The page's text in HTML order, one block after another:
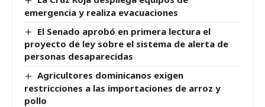
emergencia y realiza evacuaciones
El Senado aprobó en primera lectura el
proyecto de ley sobre el sistema de alerta de
personas desaparecidas
Agricultores dominicanos exigen
restricciones a las importaciones de arroz y
pollo